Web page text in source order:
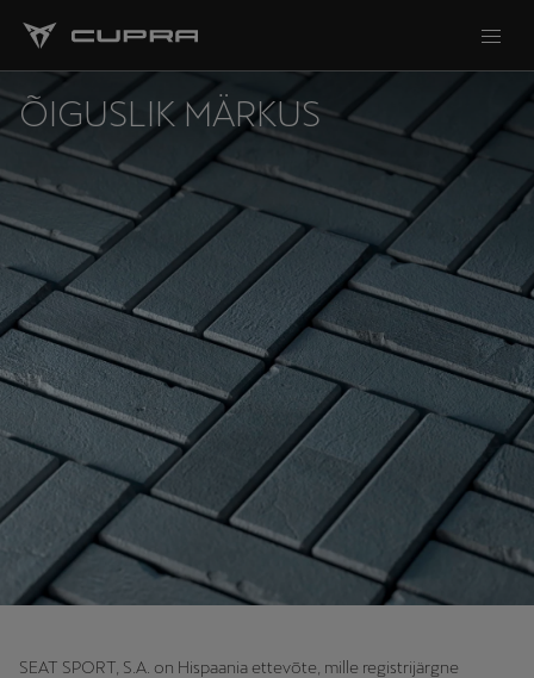
ÕIGUSLIK MÄRKUS
SEAT SPORT, S.A. on Hispaania ettevõte, mille registrijärgne